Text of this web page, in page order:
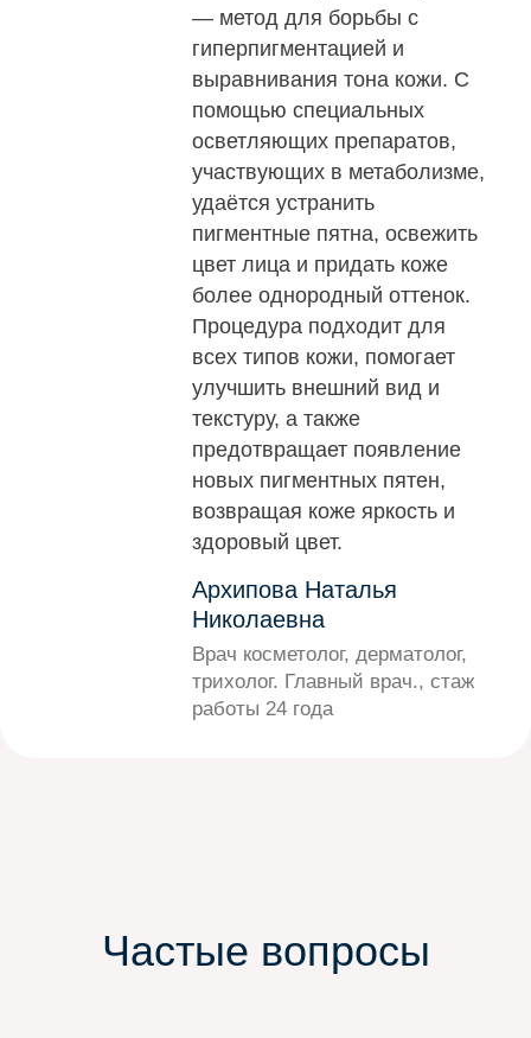
— метод для борьбы с
гиперпигментацией и
выравнивания тона кожи. С
помощью специальных
осветляющих препаратов,
участвующих в метаболизме,
удаётся устранить
пигментные пятна, освежить
цвет лица и придать коже
более однородный оттенок.
Процедура подходит для
всех типов кожи, помогает
улучшить внешний вид и
текстуру, а также
предотвращает появление
новых пигментных пятен,
возвращая коже яркость и
здоровый цвет.
Архипова Наталья
Николаевна
Врач косметолог, дерматолог,
трихолог. Главный врач., стаж
работы 24 года
Частые вопросы